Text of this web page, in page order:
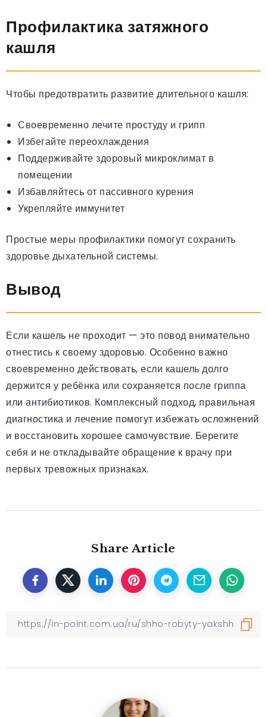
Профилактика затяжного
кашля
Чтобы предотвратить развитие длительного кашля:
Своевременно лечите простуду и грипп
Избегайте переохлаждения
Поддерживайте здоровый микроклимат в
помещении
Избавляйтесь от пассивного курения
Укрепляйте иммунитет
Простые меры профилактики помогут сохранить
здоровье дыхательной системы.
Вывод
Если кашель не проходит — это повод внимательно
отнестись к своему здоровью. Особенно важно
своевременно действовать, если кашель долго
держится у ребёнка или сохраняется после гриппа
или антибиотиков. Комплексный подход, правильная
диагностика и лечение помогут избежать осложнений
и восстановить хорошее самочувствие. Берегите
себя и не откладывайте обращение к врачу при
первых тревожных признаках.
Share Article